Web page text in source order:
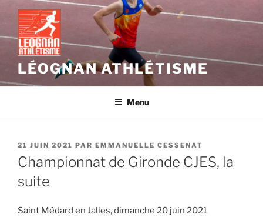
Aller
au
contenu
principal
LÉOGNAN ATHLÉTISME
Menu
PUBLIÉ
LE
21 JUIN 2021 PAR EMMANUELLE CESSENAT
Championnat de Gironde CJES, la
suite
Saint Médard en Jalles, dimanche 20 juin 2021